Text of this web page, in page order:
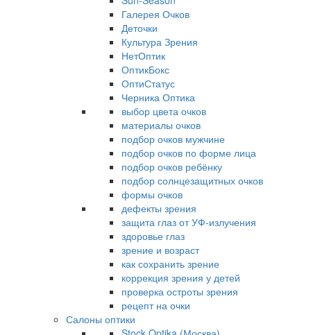
Галерея Очков
Деточки
Культура Зрения
НетОптик
ОптикБокс
ОптиСтатус
Черника Оптика
выбор цвета очков
материалы очков
подбор очков мужчине
подбор очков по форме лица
подбор очков ребёнку
подбор солнцезащитных очков
формы очков
дефекты зрения
защита глаз от УФ-излучения
здоровье глаз
зрение и возраст
как сохранить зрение
коррекция зрения у детей
проверка остроты зрения
рецепт на очки
Салоны оптики